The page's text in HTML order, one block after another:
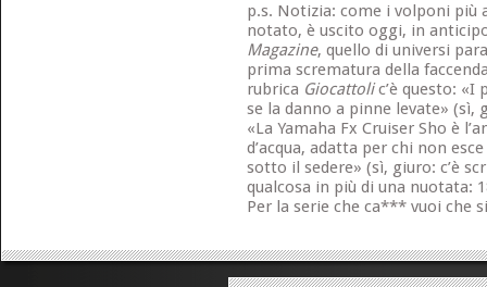
p.s. Notizia: come i volponi più
notato, è uscito oggi, in
Magazine, quello di universi
prima scrematura della
rubrica Giocattolic’è questo: «I
se la danno a pinne levate» (sì,
«La Yamaha Fx Cruiser Sho è
d’acqua, adatta per chi non
sotto il sedere» (sì, giuro: c’è
qualcosa in più di una nuotata:
Per la serie che ca*** vuoi che